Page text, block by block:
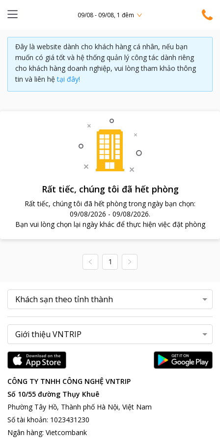
09/08 - 09/08, 1 đêm
Đây là website dành cho khách hàng cá nhân, nếu bạn
muốn có giá tốt và hệ thống quản lý công tác dành riêng
cho khách hàng doanh nghiệp, vui lòng tham khảo thông
tin và liên hệ tại đây!
Rất tiếc, chúng tôi đã hết phòng
Rất tiếc, chúng tôi đã hết phòng trong ngày bạn chọn:
09/08/2026 - 09/08/2026.
Bạn vui lòng chọn lại ngày khác để thực hiện việc đặt phòng
1
CÔNG TY TNHH CÔNG NGHỆ VNTRIP
Số 10/55 đường Thụy Khuê
Phường Tây Hồ, Thành phố Hà Nội, Việt Nam
Số tài khoản: 1023431230
Ngân hàng: Vietcombank